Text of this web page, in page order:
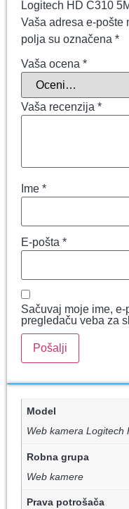
Logitech HD C310
Vaša adresa e-pošte
polja su označena *
Vaša ocena *
Vaša recenzija *
Ime *
E-pošta *
Sačuvaj moje ime,
pregledaču veba za
Model
Web kamera Logitech
Robna grupa
Web kamere
Prava potrošača